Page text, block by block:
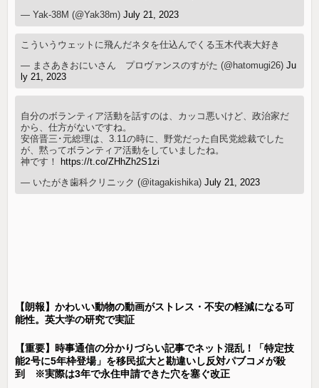
— Yak-38M (@Yak38m)July 21, 2023
こういうウェットに飛んだネタを仕込んでくる玉木代表大好き
— まさあきおにいさん プロヴァンスのすがた (@hatomugi26)Ju
ly 21, 2023
自分のボランティア活動を話すのは、カッコ悪いけど、政治家だ
から、仕方がないですね。
安倍晋三･元総理は、3.11の時に、野党だった自民党総裁でした
が、黙ってボランティア活動をしていましたね。
神です！ https://t.co/ZHhZh2S1zi
— いたがき歯科クリニック (@itagakishika)July 21, 2023
【朗報】かわいい動物の動画がストレス・不安の軽減になる可
能性。英大学の研究で実証
【重要】時事通信の分かりづらい記事でネット混乱！「特定技
能2号に5年枠登場」を移民拡大と勘違いし反対パブコメが殺
到 ※実際は3年で永住申請できた穴を塞ぐ改正